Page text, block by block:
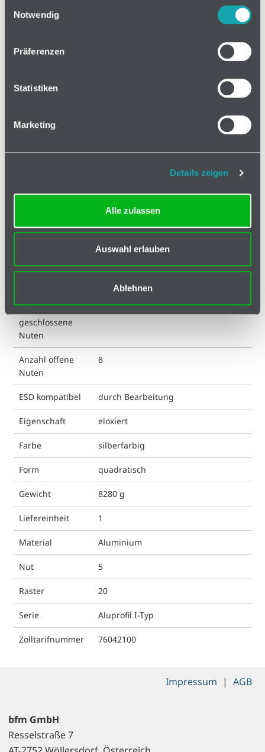
Notwendig
Präferenzen
Statistiken
Marketing
Details zeigen
Alle zulassen
Auswahl erlauben
Ablehnen
20-6000 mm
Technische Spezifikation
Hinweis
Anordnung
A, B, C, D, E, F, G, H
Anzahl
geschlossene
Nuten
0
Anzahl offene
Nuten
8
ESD kompatibel durch Bearbeitung
Eigenschaft eloxiert
Farbe silberfarbig
Form quadratisch
Gewicht 8280 g
Liefereinheit 1
Material Aluminium
Nut 5
Raster 20
Serie Aluprofil I-Typ
Zolltarifnummer 76042100
bfm GmbH
Resselstraße 7
Impressum | AGB